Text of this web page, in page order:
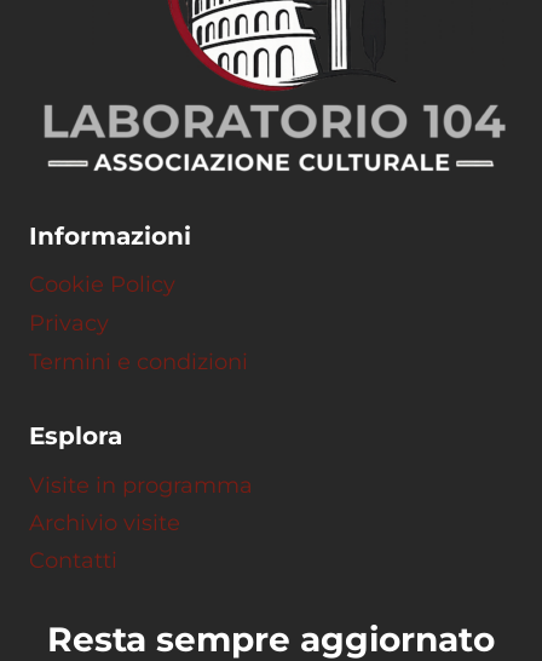
Informazioni
Cookie Policy
Privacy
Termini e condizioni
Esplora
Visite in programma
Archivio visite
Contatti
Resta sempre aggiornato